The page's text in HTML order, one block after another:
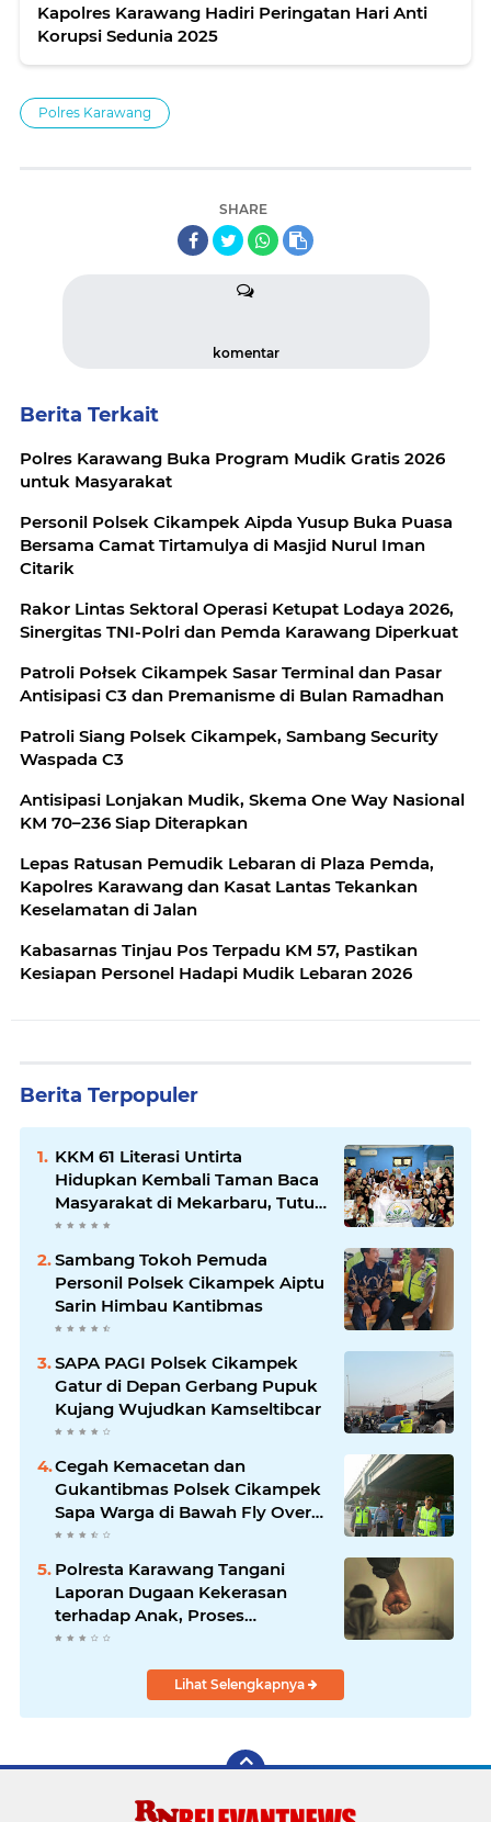
Kapolres Karawang Hadiri Peringatan Hari Anti
Korupsi Sedunia 2025
Polres Karawang
SHARE
komentar
Berita Terkait
Polres Karawang Buka Program Mudik Gratis 2026
untuk Masyarakat
Personil Polsek Cikampek Aipda Yusup Buka Puasa
Bersama Camat Tirtamulya di Masjid Nurul Iman
Citarik
Rakor Lintas Sektoral Operasi Ketupat Lodaya 2026,
Sinergitas TNI-Polri dan Pemda Karawang Diperkuat
Patroli Połsek Cikampek Sasar Terminal dan Pasar
Antisipasi C3 dan Premanisme di Bulan Ramadhan
Patroli Siang Polsek Cikampek, Sambang Security
Waspada C3
Antisipasi Lonjakan Mudik, Skema One Way Nasional
KM 70–236 Siap Diterapkan
Lepas Ratusan Pemudik Lebaran di Plaza Pemda,
Kapolres Karawang dan Kasat Lantas Tekankan
Keselamatan di Jalan
Kabasarnas Tinjau Pos Terpadu KM 57, Pastikan
Kesiapan Personel Hadapi Mudik Lebaran 2026
Berita Terpopuler
KKM 61 Literasi Untirta
Hidupkan Kembali Taman Baca
Masyarakat di Mekarbaru, Tutup
Program dengan Festival
Sambang Tokoh Pemuda
Personil Polsek Cikampek Aiptu
Sarin Himbau Kantibmas
SAPA PAGI Polsek Cikampek
Gatur di Depan Gerbang Pupuk
Kujang Wujudkan Kamseltibcar
Cegah Kemacetan dan
Gukantibmas Polsek Cikampek
Sapa Warga di Bawah Fly Over
Cikampek
Polresta Karawang Tangani
Laporan Dugaan Kekerasan
terhadap Anak, Proses
Penyelidikan Dilakukan Satres
Lihat Selengkapnya